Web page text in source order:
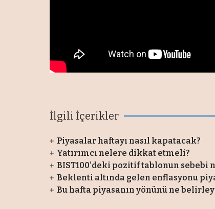
İlgili İçerikler
Piyasalar haftayı nasıl kapatacak?
Yatırımcı nelere dikkat etmeli?
BIST100’deki pozitif tablonun sebebi
Beklenti altında gelen enflasyonu
Bu hafta piyasanın yönünü ne